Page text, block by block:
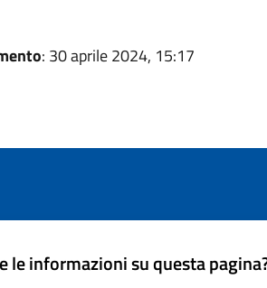
: 30 aprile 2024, 15:17
le informazioni su questa